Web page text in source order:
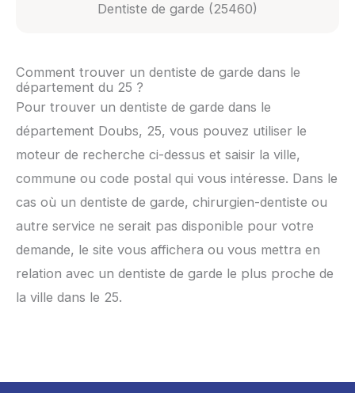
Dentiste de garde (25460)
Comment trouver un dentiste de garde dans le
département du 25 ?
Pour trouver un dentiste de garde dans le
département Doubs, 25, vous pouvez utiliser le
moteur de recherche ci-dessus et saisir la ville,
commune ou code postal qui vous intéresse. Dans le
cas où un dentiste de garde, chirurgien-dentiste ou
autre service ne serait pas disponible pour votre
demande, le site vous affichera ou vous mettra en
relation avec un dentiste de garde le plus proche de
la ville dans le 25.